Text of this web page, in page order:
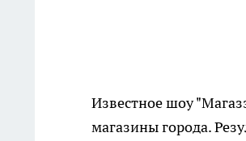
Известное шоу
магазины города.